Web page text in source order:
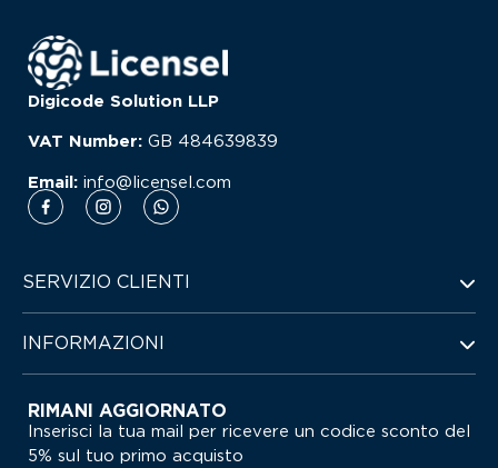
Digicode Solution LLP
VAT Number: GB 484639839
Email: info@licensel.com
SERVIZIO CLIENTI
INFORMAZIONI
RIMANI AGGIORNATO
Inserisci la tua mail per ricevere un codice sconto del
5% sul tuo primo acquisto